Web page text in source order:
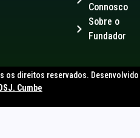
Connosco
Sobre o
Fundador
os direitos reservados. Desenvolvido
Cumbe